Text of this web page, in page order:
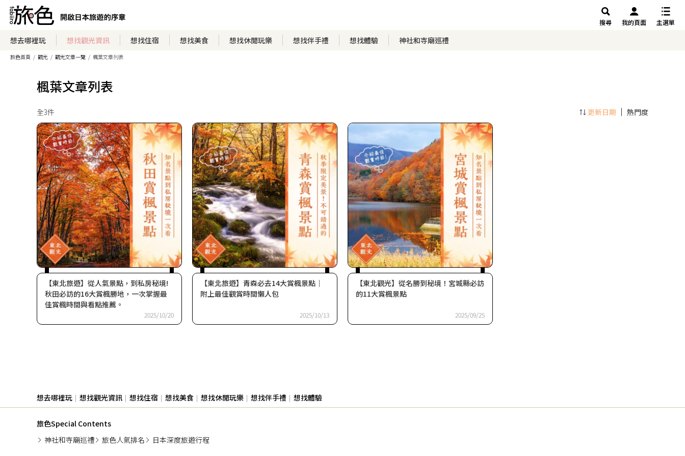
搜尋 我的頁面 主選單
想去哪裡玩 想找觀光資訊 想找住宿 想找美食 想找休閒玩樂 想找伴手禮 想找體驗 神社和寺廟巡禮
旅色首頁 觀光 觀光文章一覽 楓葉文章列表
楓葉文章列表
全3件 更新日期 熱門度
【東北旅遊】從人氣景點，到私房秘境!
秋田必訪的16大賞楓勝地，一次掌握最
佳賞楓時間與看點推薦。
2025/10/20
【東北旅遊】青森必去14大賞楓景點｜
附上最佳觀賞時間懶人包
2025/10/13
【東北觀光】從名勝到秘境！宮城縣必訪
的11大賞楓景點
2025/09/25
想去哪裡玩 想找觀光資訊 想找住宿 想找美食 想找休閒玩樂 想找伴手禮 想找體驗
旅色Special Contents
神社和寺廟巡禮
旅色人氣排名 日本深度旅遊行程